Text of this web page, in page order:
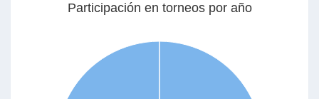
Participación en torneos por año